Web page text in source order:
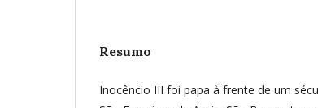
Resumo
Inocêncio III foi papa à frente de um